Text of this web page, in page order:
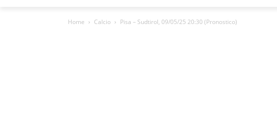
Home Calcio Pisa – Sudtirol, 09/05/25 20:30 (Pronostico)